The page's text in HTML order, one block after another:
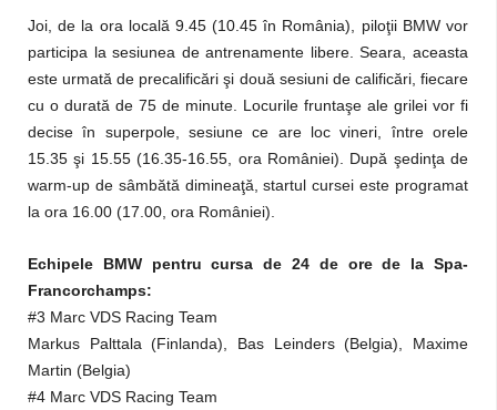
Joi, de la ora locală 9.45 (10.45 în România), piloţii BMW vor
participa la sesiunea de antrenamente libere. Seara, aceasta
este urmată de precalificări şi două sesiuni de calificări, fiecare
cu o durată de 75 de minute. Locurile fruntaşe ale grilei vor fi
decise în superpole, sesiune ce are loc vineri, între orele
15.35 şi 15.55 (16.35-16.55, ora României). După şedinţa de
warm-up de sâmbătă dimineaţă, startul cursei este programat
la ora 16.00 (17.00, ora României).
Echipele BMW pentru cursa de 24 de ore de la Spa-
Francorchamps:
#3 Marc VDS Racing Team
Markus Palttala (Finlanda), Bas Leinders (Belgia), Maxime
Martin (Belgia)
#4 Marc VDS Racing Team